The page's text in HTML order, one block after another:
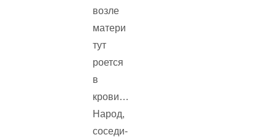
возле
матери
тут
роется
в
крови…
Народ,
соседи-